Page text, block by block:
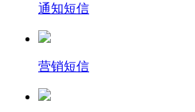
通知短信
营销短信